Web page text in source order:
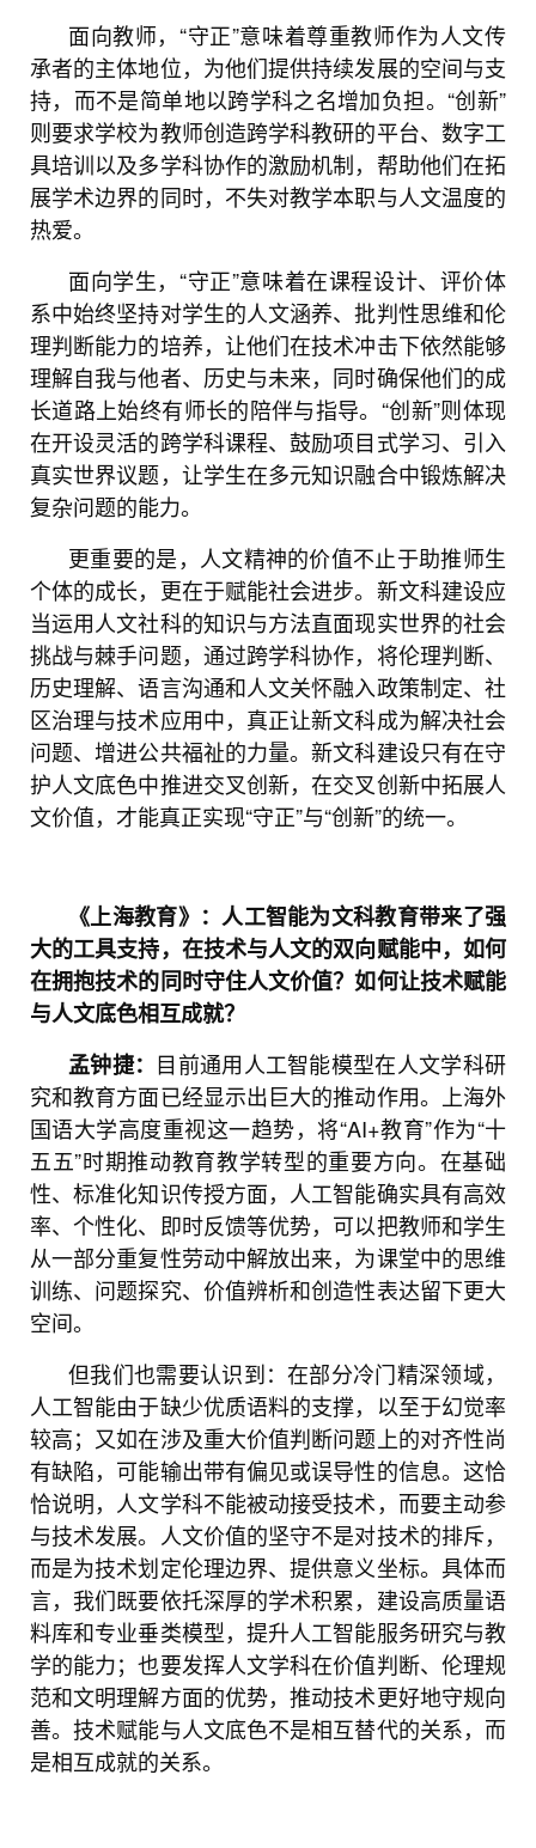
面向教师，“守正”意味着尊重教师作为人文传
承者的主体地位，为他们提供持续发展的空间与支
持，而不是简单地以跨学科之名增加负担。“创新”
则要求学校为教师创造跨学科教研的平台、数字工
具培训以及多学科协作的激励机制，帮助他们在拓
展学术边界的同时，不失对教学本职与人文温度的
热爱。
面向学生，“守正”意味着在课程设计、评价体
系中始终坚持对学生的人文涵养、批判性思维和伦
理判断能力的培养，让他们在技术冲击下依然能够
理解自我与他者、历史与未来，同时确保他们的成
长道路上始终有师长的陪伴与指导。“创新”则体现
在开设灵活的跨学科课程、鼓励项目式学习、引入
真实世界议题，让学生在多元知识融合中锻炼解决
复杂问题的能力。
更重要的是，人文精神的价值不止于助推师生
个体的成长，更在于赋能社会进步。新文科建设应
当运用人文社科的知识与方法直面现实世界的社会
挑战与棘手问题，通过跨学科协作，将伦理判断、
历史理解、语言沟通和人文关怀融入政策制定、社
区治理与技术应用中，真正让新文科成为解决社会
问题、增进公共福祉的力量。新文科建设只有在守
护人文底色中推进交叉创新，在交叉创新中拓展人
文价值，才能真正实现“守正”与“创新”的统一。
《上海教育》：人工智能为文科教育带来了强
大的工具支持，在技术与人文的双向赋能中，如何
在拥抱技术的同时守住人文价值？如何让技术赋能
与人文底色相互成就？
孟钟捷： 目前通用人工智能模型在人文学科研
究和教育方面已经显示出巨大的推动作用。上海外
国语大学高度重视这一趋势，将“AI+教育”作为“十
五五”时期推动教育教学转型的重要方向。在基础
性、标准化知识传授方面，人工智能确实具有高效
率、个性化、即时反馈等优势，可以把教师和学生
从一部分重复性劳动中解放出来，为课堂中的思维
训练、问题探究、价值辨析和创造性表达留下更大
空间。
但我们也需要认识到：在部分冷门精深领域，
人工智能由于缺少优质语料的支撑，以至于幻觉率
较高；又如在涉及重大价值判断问题上的对齐性尚
有缺陷，可能输出带有偏见或误导性的信息。这恰
恰说明，人文学科不能被动接受技术，而要主动参
与技术发展。人文价值的坚守不是对技术的排斥，
而是为技术划定伦理边界、提供意义坐标。具体而
言，我们既要依托深厚的学术积累，建设高质量语
料库和专业垂类模型，提升人工智能服务研究与教
学的能力；也要发挥人文学科在价值判断、伦理规
范和文明理解方面的优势，推动技术更好地守规向
善。技术赋能与人文底色不是相互替代的关系，而
是相互成就的关系。